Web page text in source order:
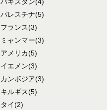
パレスチナ(5)
フランス(3)
ミャンマー(3)
アメリカ(5)
イエメン(3)
カンボジア(3)
キルギス(5)
タイ(2)